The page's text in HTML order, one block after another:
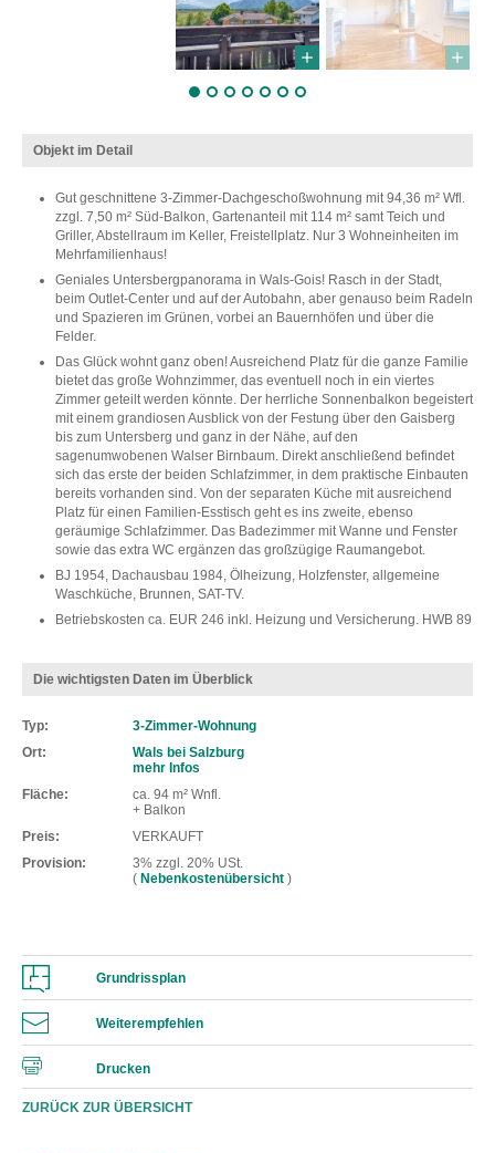
Objekt im Detail
Gut geschnittene 3-Zimmer-Dachgeschoßwohnung mit 94,36 m² Wfl.
zzgl. 7,50 m² Süd-Balkon, Gartenanteil mit 114 m² samt Teich und
Griller, Abstellraum im Keller, Freistellplatz. Nur 3 Wohneinheiten im
Mehrfamilienhaus!
Geniales Untersbergpanorama in Wals-Gois! Rasch in der Stadt,
beim Outlet-Center und auf der Autobahn, aber genauso beim Radeln
und Spazieren im Grünen, vorbei an Bauernhöfen und über die
Felder.
Das Glück wohnt ganz oben! Ausreichend Platz für die ganze Familie
bietet das große Wohnzimmer, das eventuell noch in ein viertes
Zimmer geteilt werden könnte. Der herrliche Sonnenbalkon begeistert
mit einem grandiosen Ausblick von der Festung über den Gaisberg
bis zum Untersberg und ganz in der Nähe, auf den
sagenumwobenen Walser Birnbaum. Direkt anschließend befindet
sich das erste der beiden Schlafzimmer, in dem praktische Einbauten
bereits vorhanden sind. Von der separaten Küche mit ausreichend
Platz für einen Familien-Esstisch geht es ins zweite, ebenso
geräumige Schlafzimmer. Das Badezimmer mit Wanne und Fenster
sowie das extra WC ergänzen das großzügige Raumangebot.
BJ 1954, Dachausbau 1984, Ölheizung, Holzfenster, allgemeine
Waschküche, Brunnen, SAT-TV.
Betriebskosten ca. EUR 246 inkl. Heizung und Versicherung. HWB 89
Die wichtigsten Daten im Überblick
Typ
3-Zimmer-Wohnung
Ort
Wals bei Salzburg
mehr Infos
Fläche
ca. 94 m² Wnfl.
+ Balkon
Preis
VERKAUFT
Provision
3% zzgl. 20% USt.
( Nebenkostenübersicht )
Grundrissplan
Weiterempfehlen
Drucken
ZURÜCK ZUR ÜBERSICHT